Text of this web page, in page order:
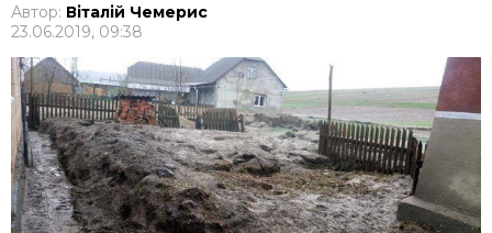
Автор: Віталій Чемерис
23.06.2019, 09:38